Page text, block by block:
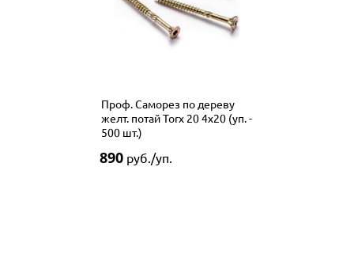
Проф. Саморез по дереву
желт. потай Torx 20 4x20 (уп. -
500 шт.)
890 руб./уп.